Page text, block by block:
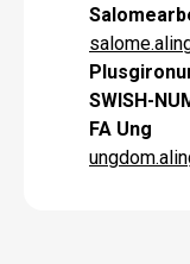
SWISH-
FA Ung